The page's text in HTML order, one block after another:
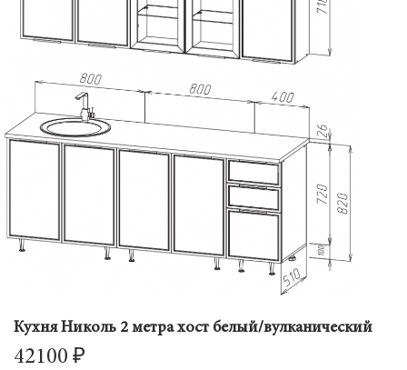
Кухня Николь 2 метра хост белый/вулканический
42100 ₽